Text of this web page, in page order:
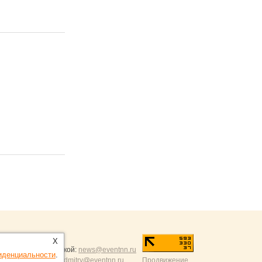
и разумной критикой: news@eventnn.ru
на сайт: dmitry@eventnn.ru Продвижение
X
.